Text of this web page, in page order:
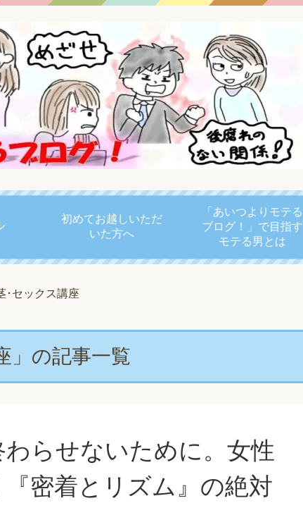
初めてお越しいただ
いた方へ
「あいつよりモテる
ブログ！」で目指す
モテる男とは
･セックス講座
」の記事一覧
らせないために。女性
密着とリズム』の絶対